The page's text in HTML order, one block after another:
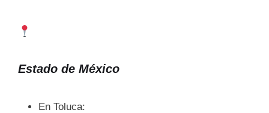
Estado de México
En Toluca: